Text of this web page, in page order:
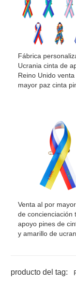
Fábrica
Ucrania cinta de
Reino Unido
mayor paz cinta
Venta al por
de concienciación
apoyo pines de
y amarillo de
producto del tag: